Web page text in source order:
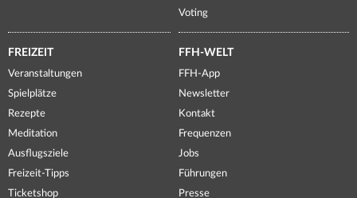
Voting
FREIZEIT
Veranstaltungen
Spielplätze
Rezepte
Meditation
Ausflugsziele
Freizeit-Tipps
Ticketshop
FFH-WELT
FFH-App
Newsletter
Kontakt
Frequenzen
Jobs
Führungen
Presse